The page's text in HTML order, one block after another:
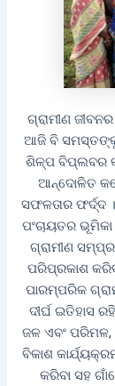
ଗ୍ରାମୀଣ
ଆଜି ବି
ଶିଳ୍ପ ବିପ୍ଲବର
ଆନ୍ଦୋଳିତ
ସଫଳତାର ଫର୍ଦ୍ଦ
ପଂଚାୟତର
ଗ୍ରାମୀଣ
ପରିପ୍ରକାଶ
ପାରମ୍ପରିକ
ଦୀର୍ଘ ଇତିହାସ
ଜଳ ଏବଂ ପରିମଳ,
ବିକାଶ
କରିବା ସହ